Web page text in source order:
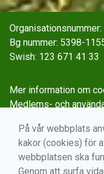
Bg nummer: 5398-
Swish: 123 671 41 33
Mer information om
Medlems- och
På vår webbplats
kakor (cookies) för
webbplatsen ska
Genom att surfa